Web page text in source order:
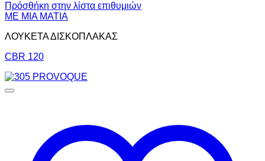
Πρόσθήκη στην λίστα επιθυμιών
ΜΕ ΜΙΑ ΜΑΤΙΑ
ΛΟΥΚΕΤΑ ΔΙΣΚΟΠΛΑΚΑΣ
CBR 120